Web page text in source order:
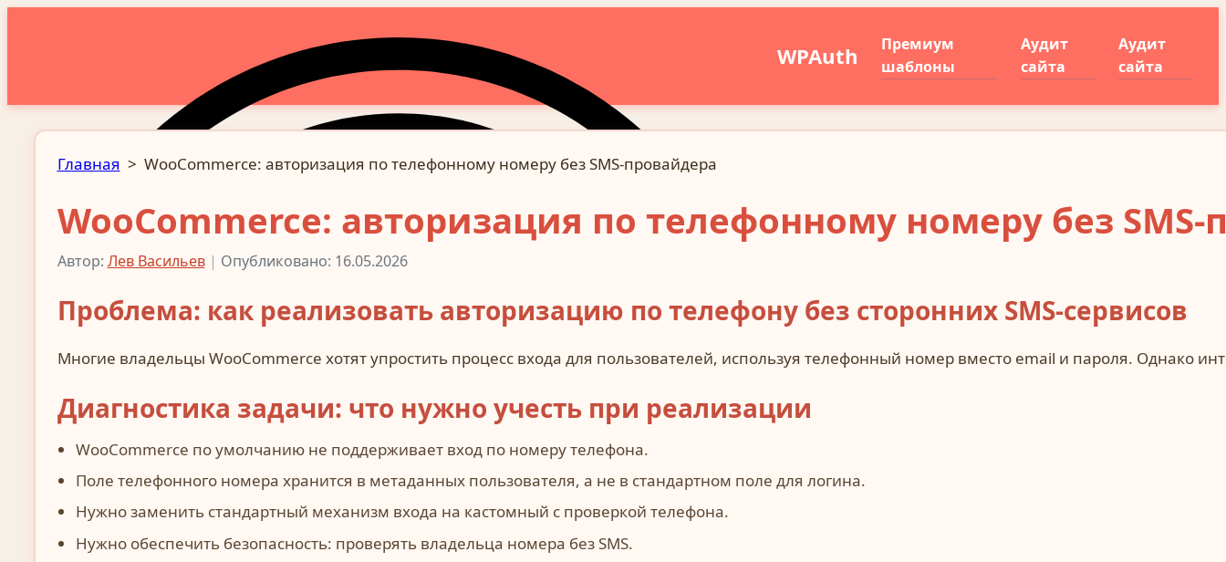
WPAuth
Премиум
шаблоны
Аудит
сайта
Аудит
сайта
Главная > WooCommerce: авторизация по телефонному номеру без SMS-провайдера
WooCommerce: авторизация по телефонному номеру без SMS-
Автор: Лев Васильев | Опубликовано: 16.05.2026
Проблема: как реализовать авторизацию по телефону без сторонних SMS-сервисов
Многие владельцы WooCommerce хотят упростить процесс входа для пользователей, используя телефонный номер вместо email и пароля. Однако
Диагностика задачи: что нужно учесть при реализации
WooCommerce по умолчанию не поддерживает вход по номеру телефона.
Поле телефонного номера хранится в метаданных пользователя, а не в стандартном поле для логина.
Нужно заменить стандартный механизм входа на кастомный с проверкой телефона.
Нужно обеспечить безопасность: проверять владельца номера без SMS.